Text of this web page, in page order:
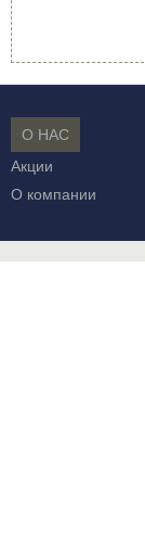
О НАС
Акции
О компании